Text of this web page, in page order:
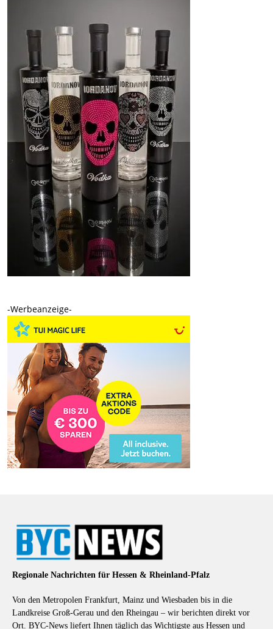
-Werbeanzeige-
Regionale Nachrichten für Hessen & Rheinland-Pfalz
Von den Metropolen Frankfurt, Mainz und Wiesbaden bis in die
Landkreise Groß-Gerau und den Rheingau – wir berichten direkt vor
Ort. BYC-News liefert Ihnen täglich das Wichtigste aus Hessen und